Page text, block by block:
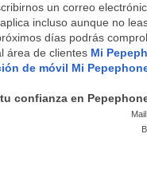
un correo
incluso aunque no
días podrás
área de clientes Mi
de móvil Mi
confianza en
Mail: